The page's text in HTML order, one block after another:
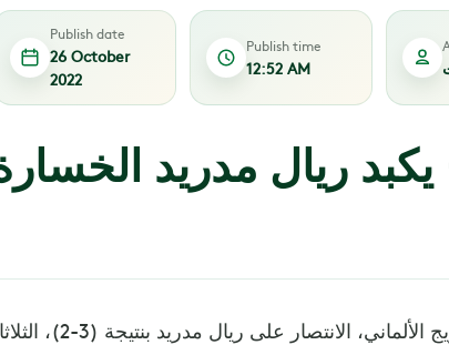
Publish date
26 October
2022
Publish time
12:52 AM
يكبد ريال مدريد
حقق لايبزيج